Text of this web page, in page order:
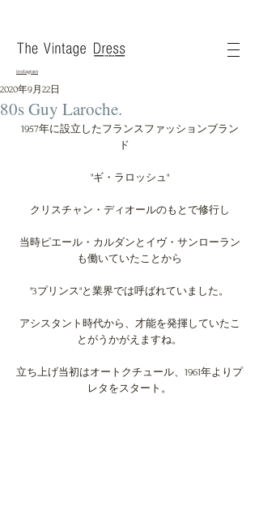
instagram
80s Guy Laroche.
2020年9月22日
1957年に設立したフランスファッションブラン
ド
"ギ・ラロッシュ"
クリスチャン・ディオールのもとで修行し
当時ピエール・カルダンとイヴ・サンローラン
も働いていたことから
"3プリンス"と業界では呼ばれていました。
アシスタント時代から、才能を発揮していたこ
とがうかがえますね。
立ち上げ当初はオートクチュール、1961年よりプ
レタをスタート。